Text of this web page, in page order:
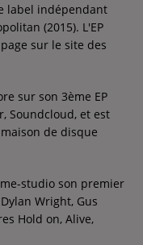
label indépendant
(2015). L'EP
sur le site des
sur son 3ème EP
Soundcloud, et est
de disque
studio son premier
Wright, Gus
Hold on, Alive,